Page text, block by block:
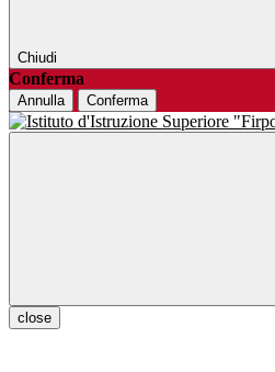
Chiudi
Conferma
Annulla Conferma
close